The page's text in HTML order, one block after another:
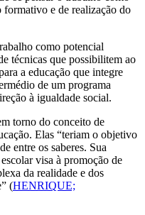
formativo e de realização do
como potencial
técnicas que possibilitem ao
a educação que integre
de um programa
à igualdade social.
torno do conceito de
Elas “teriam o objetivo
entre os saberes. Sua
visa à promoção de
da realidade e dos
(HENRIQUE;